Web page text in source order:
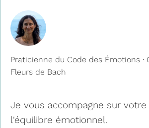
Praticienne du Code des Émotions ·
Fleurs de Bach
Je vous accompagne sur
l'équilibre émotionnel.